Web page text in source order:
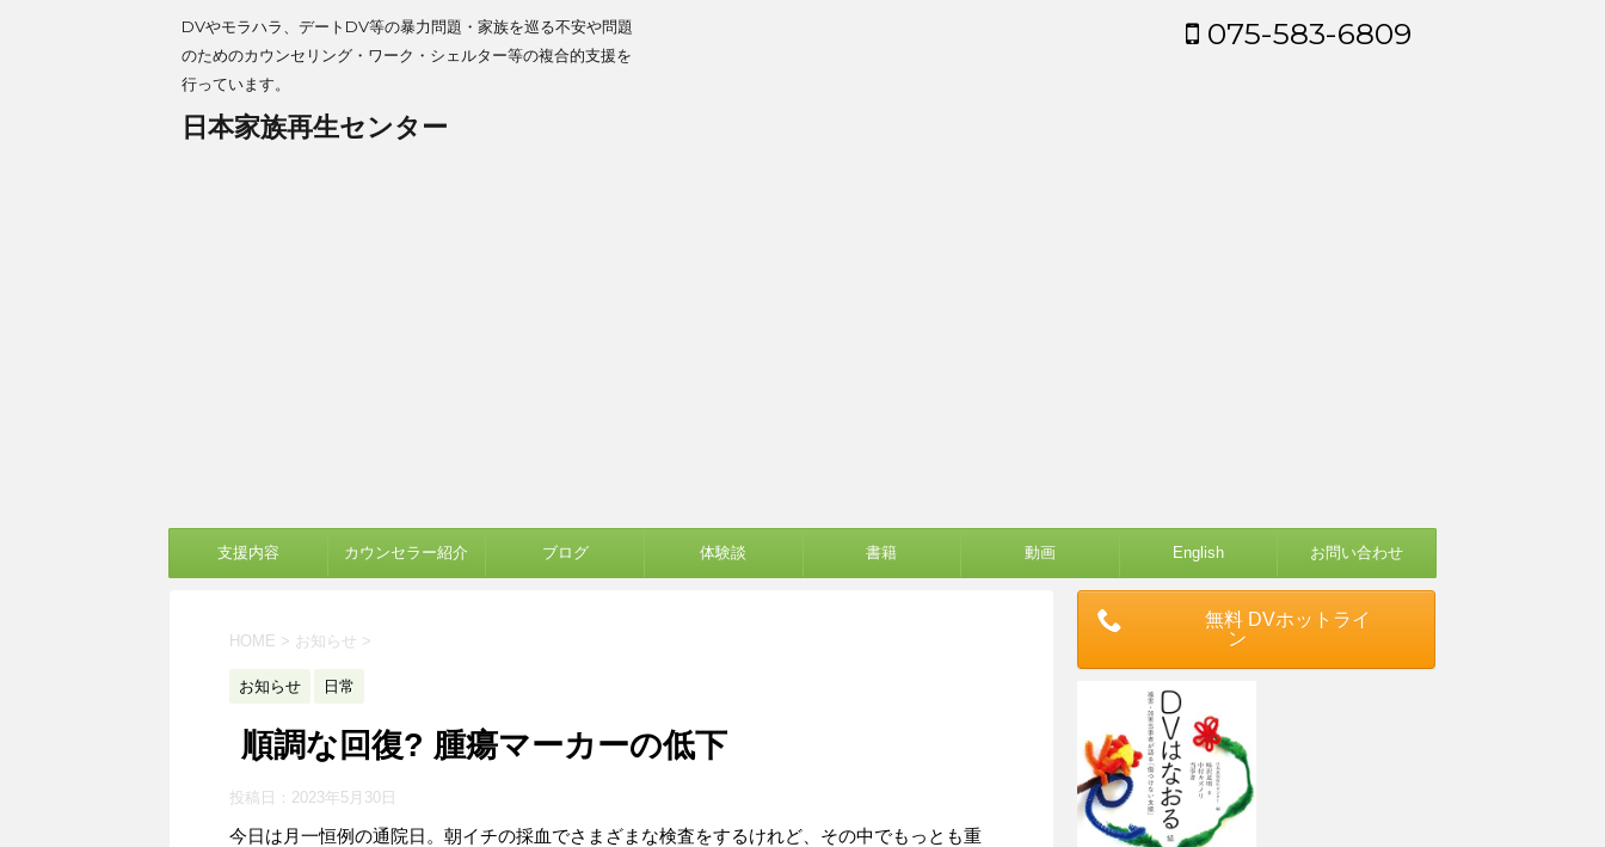
DVやモラハラ、デートDV等の暴力問題・家族を巡る不安や問題
のためのカウンセリング・ワーク・シェルター等の複合的支援を
行っています。
日本家族再生センター
075-583-6809
支援内容 カウンセラー紹介 ブログ 体験談 書籍 動画 English お問い合わせ
HOME > お知らせ >
お知らせ 日常
順調な回復? 腫瘍マーカーの低下
投稿日： 2023年5月30日
今日は月一恒例の通院日。朝イチの採血でさまざまな検査をするけれど、その中でもっとも重
無料 DVホットライ
ン